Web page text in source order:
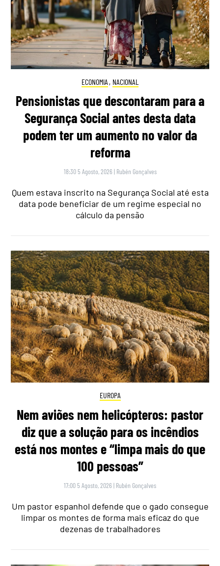
ECONOMIA , NACIONAL
Pensionistas que descontaram para a
Segurança Social antes desta data
podem ter um aumento no valor da
reforma
18:30 5 Agosto, 2026 | Rubén Gonçalves
Quem estava inscrito na Segurança Social até esta
data pode beneficiar de um regime especial no
cálculo da pensão
EUROPA
Nem aviões nem helicópteros: pastor
diz que a solução para os incêndios
está nos montes e “limpa mais do que
100 pessoas”
17:00 5 Agosto, 2026 | Rubén Gonçalves
Um pastor espanhol defende que o gado consegue
limpar os montes de forma mais eficaz do que
dezenas de trabalhadores